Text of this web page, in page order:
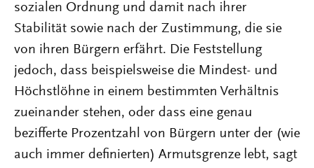
sozialen Ordnung und damit nach ihrer
Stabilität sowie nach der Zustimmung, die sie
von ihren Bürgern erfährt. Die Feststellung
jedoch, dass beispielsweise die Mindest- und
Höchstlöhne in einem bestimmten Verhältnis
zueinander stehen, oder dass eine genau
bezifferte Prozentzahl von Bürgern unter der (wie
auch immer definierten) Armutsgrenze lebt, sagt